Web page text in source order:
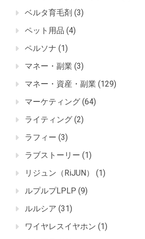
ベルタ育毛剤 (3)
ペット用品 (4)
ペルソナ (1)
マネー・副業 (3)
マネー・資産・副業 (129)
マーケティング (64)
ライティング (2)
ラフィー (3)
ラブストーリー (1)
リジュン（RiJUN）
(1)
ルプルプLPLP (9)
ルルシア (31)
ワイヤレスイヤホン (1)